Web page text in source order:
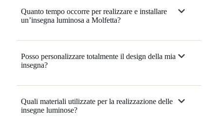
Quanto tempo occorre per realizzare e installare
un’insegna luminosa a Molfetta?
Posso personalizzare totalmente il design della mia
insegna?
Quali materiali utilizzate per la realizzazione delle
insegne luminose?